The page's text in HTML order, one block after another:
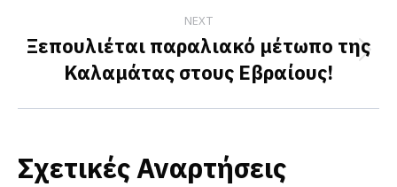
NEXT
Next
post:
Ξεπουλιέται παραλιακό μέτωπο της
Καλαμάτας στους Εβραίους!
Σχετικές Αναρτήσεις